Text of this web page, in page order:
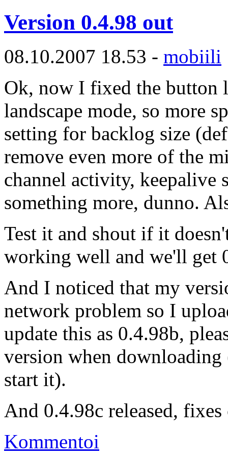
Version 0.4.98 out
08.10.2007 18.53 - mobiili
Ok, now I fixed the button
landscape mode, so more
setting for backlog size
remove even more of the
channel activity, keepalive
something more, dunno.
Test it and shout if it
working well and we'll get
And I noticed that my
network problem so I
update this as 0.4.98b,
version when
start it).
And 0.4.98c released,
Kommentoi